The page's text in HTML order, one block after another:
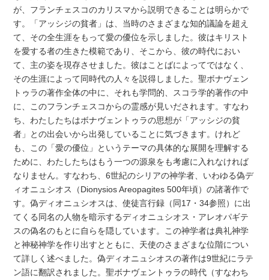
が、フランチェスコのカリスマから説明できることは明らかで
す。「アッシジの貧者」は、当時のさまざまな知的議論を超え
て、その全生涯をもって愛の優位を示しました。彼はキリスト
を愛する者の生きた模範であり、そこから、彼の時代におい
て、主の姿を現存させました。彼はことばによってではなく、
その生涯によって同時代の人々を説得しました。聖ボナヴェン
トゥラの著作全体の中に、それも学問的、スコラ学的著作の中
に、このフランチェスコからの霊感が見いだされます。すなわ
ち、わたしたちはボナヴェントゥラの思想が「アッシジの貧
者」との出会いから出発していることに気づきます。けれど
も、この「愛の優位」というテーマの具体的な展開を理解する
ために、わたしたちはもう一つの源泉をも考慮に入れなければ
なりません。すなわち、6世紀のシリアの神学者、いわゆる偽デ
ィオニュシオス（Dionysios Areopagites 500年頃）の諸著作で
す。偽ディオニュシオスは、使徒言行録（同17・34参照）に出
てくる同名の人物を暗示するディオニュシオス・アレオパギテ
スの偽名のもとに自らを隠しています。この神学者は典礼神学
と神秘神学を作り出すとともに、天使のさまざまな位階につい
て詳しく述べました。偽ディオニュシオスの著作は9世紀にラテ
ン語に翻訳されました。聖ボナヴェントゥラの時代（すなわち